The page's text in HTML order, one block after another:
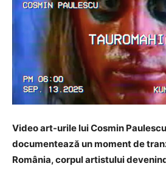
Video art-urile lui Cosmin
documentează un moment de
România, corpul artistului